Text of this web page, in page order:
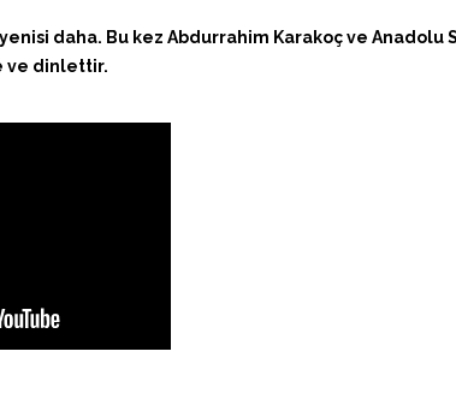
daha. Bu kez Abdurrahim Karakoç ve Anadolu
ve dinlettir.